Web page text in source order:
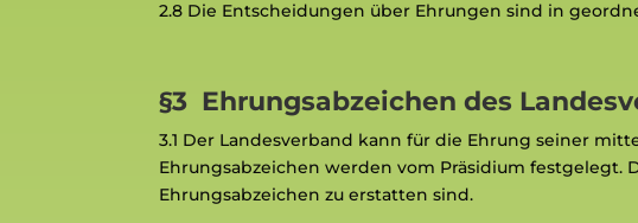
2.8 Die Entscheidungen über Ehrungen sind in
§3 Ehrungsabzeichen des
3.1 Der Landesverband kann für die Ehrung seiner
Ehrungsabzeichen werden vom Präsidium festgelegt.
Ehrungsabzeichen zu erstatten sind.